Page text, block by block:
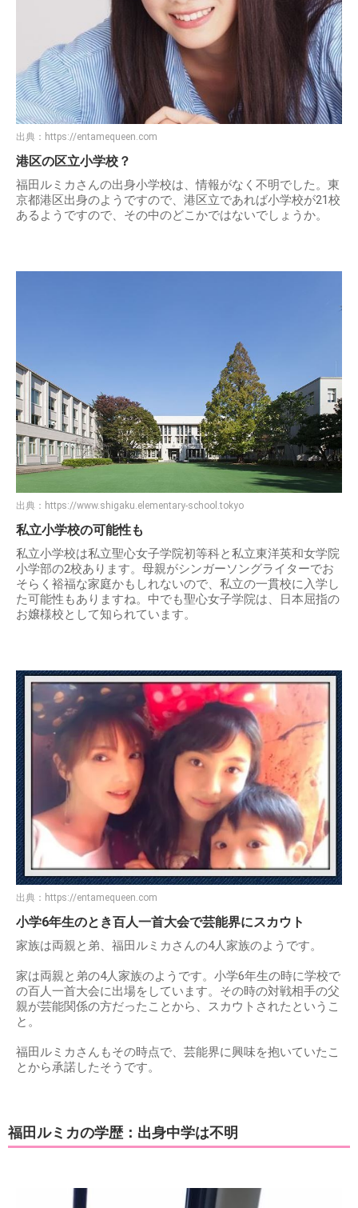
出典： https://entamequeen.com
港区の区立小学校？
福田ルミカさんの出身小学校は、情報がなく不明でした。東
京都港区出身のようですので、港区立であれば小学校が21校
あるようですので、その中のどこかではないでしょうか。
出典： https://www.shigaku.elementary-school.tokyo
私立小学校の可能性も
私立小学校は私立聖心女子学院初等科と私立東洋英和女学院
小学部の2校あります。母親がシンガーソングライターでお
そらく裕福な家庭かもしれないので、私立の一貫校に入学し
た可能性もありますね。中でも聖心女子学院は、日本屈指の
お嬢様校として知られています。
出典： https://entamequeen.com
小学6年生のとき百人一首大会で芸能界にスカウト
家族は両親と弟、福田ルミカさんの4人家族のようです。
家は両親と弟の4人家族のようです。小学6年生の時に学校で
の百人一首大会に出場をしています。その時の対戦相手の父
親が芸能関係の方だったことから、スカウトされたというこ
と。
福田ルミカさんもその時点で、芸能界に興味を抱いていたこ
とから承諾したそうです。
福田ルミカの学歴：出身中学は不明